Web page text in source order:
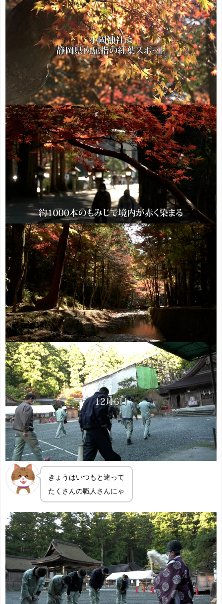
きょうはいつもと違って
たくさんの職人さんにゃ